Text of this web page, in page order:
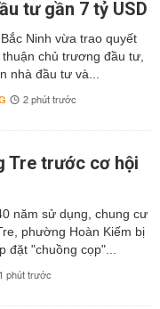
tư gần 7 tỷ USD
Ninh vừa trao quyết
chủ trương đầu tư,
nhà đầu tư và...
2 phút trước
Tre trước cơ hội
năm sử dụng, chung cư
phường Hoàn Kiếm bị
đặt "chuồng cọp"...
phút trước